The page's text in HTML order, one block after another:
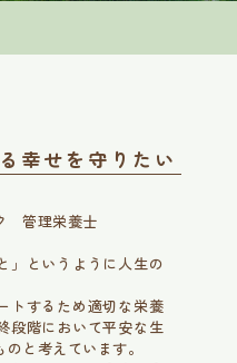
幸せを守りたい
管理栄養士
」というように人生の
トするため適切な栄養
段階において平安な生
と考えています。